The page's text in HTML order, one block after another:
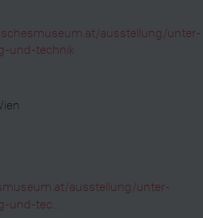
ausstellung/unter-
und-technik
ausstellung/unter-
tec...